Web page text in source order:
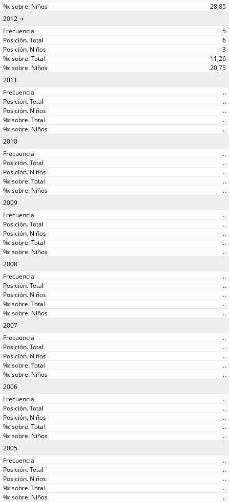
28,85
2012
5
6
3
11,26
20,75
2011
..
..
..
..
..
2010
..
..
..
..
..
2009
..
..
..
..
..
2008
..
..
..
..
..
2007
..
..
..
..
..
2006
..
..
..
..
..
2005
..
..
..
..
..